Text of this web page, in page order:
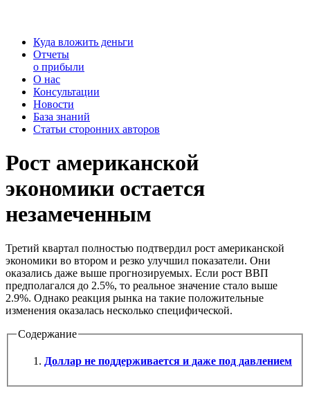
Куда вложить деньги
Отчеты
о прибыли
О нас
Консультации
Новости
База знаний
Статьи сторонних авторов
Рост американской
экономики остается
незамеченным
Третий квартал полностью подтвердил рост американской
экономики во втором и резко улучшил показатели. Они
оказались даже выше прогнозируемых. Если рост ВВП
предполагался до 2.5%, то реальное значение стало выше
2.9%. Однако реакция рынка на такие положительные
изменения оказалась несколько специфической.
Содержание
Доллар не поддерживается и даже под давлением